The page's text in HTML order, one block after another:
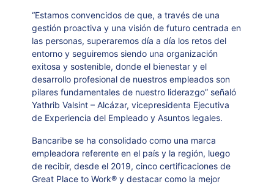
“Estamos convencidos de que, a través de una
gestión proactiva y una visión de futuro centrada en
las personas, superaremos día a día los retos del
entorno y seguiremos siendo una organización
exitosa y sostenible, donde el bienestar y el
desarrollo profesional de nuestros empleados son
pilares fundamentales de nuestro liderazgo” señaló
Yathrib Valsint – Alcázar, vicepresidenta Ejecutiva
de Experiencia del Empleado y Asuntos legales.
Bancaribe se ha consolidado como una marca
empleadora referente en el país y la región, luego
de recibir, desde el 2019, cinco certificaciones de
Great Place to Work® y destacar como la mejor